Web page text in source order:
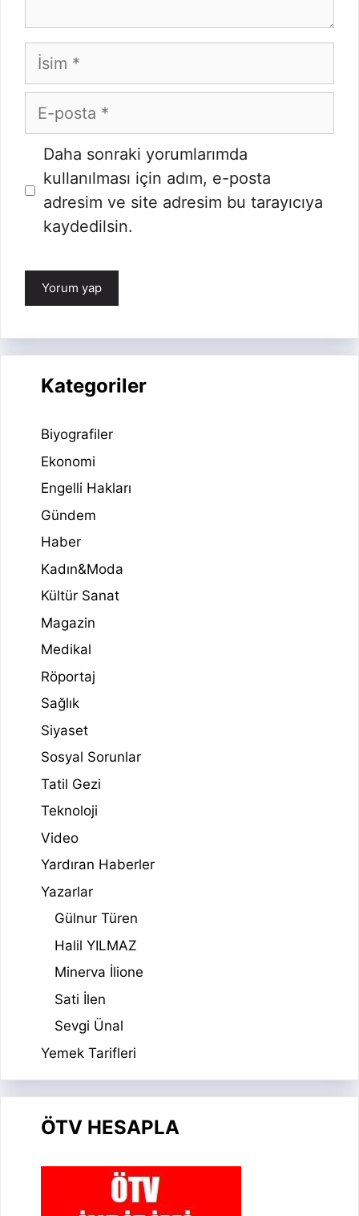
İsim
E-
posta
İnternet
sitesi
Daha sonraki yorumlarımda
kullanılması için adım, e-posta
adresim ve site adresim bu tarayıcıya
kaydedilsin.
Kategoriler
Biyografiler
Ekonomi
Engelli Hakları
Gündem
Haber
Kadın&Moda
Kültür Sanat
Magazin
Medikal
Röportaj
Sağlık
Siyaset
Sosyal Sorunlar
Tatil Gezi
Teknoloji
Video
Yardıran Haberler
Yazarlar
Gülnur Türen
Halil YILMAZ
Minerva İlione
Sati İlen
Sevgi Ünal
Yemek Tarifleri
ÖTV HESAPLA